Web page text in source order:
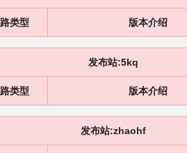
类型 版本介绍
发布站:5kq
类型 版本介绍
发布站:zhaohf